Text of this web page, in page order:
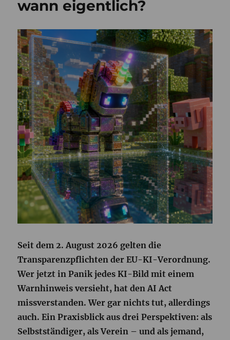
wann eigentlich?
Seit dem 2. August 2026 gelten die
Transparenzpflichten der EU-KI-Verordnung.
Wer jetzt in Panik jedes KI-Bild mit einem
Warnhinweis versieht, hat den AI Act
missverstanden. Wer gar nichts tut, allerdings
auch. Ein Praxisblick aus drei Perspektiven: als
Selbstständiger, als Verein – und als jemand,